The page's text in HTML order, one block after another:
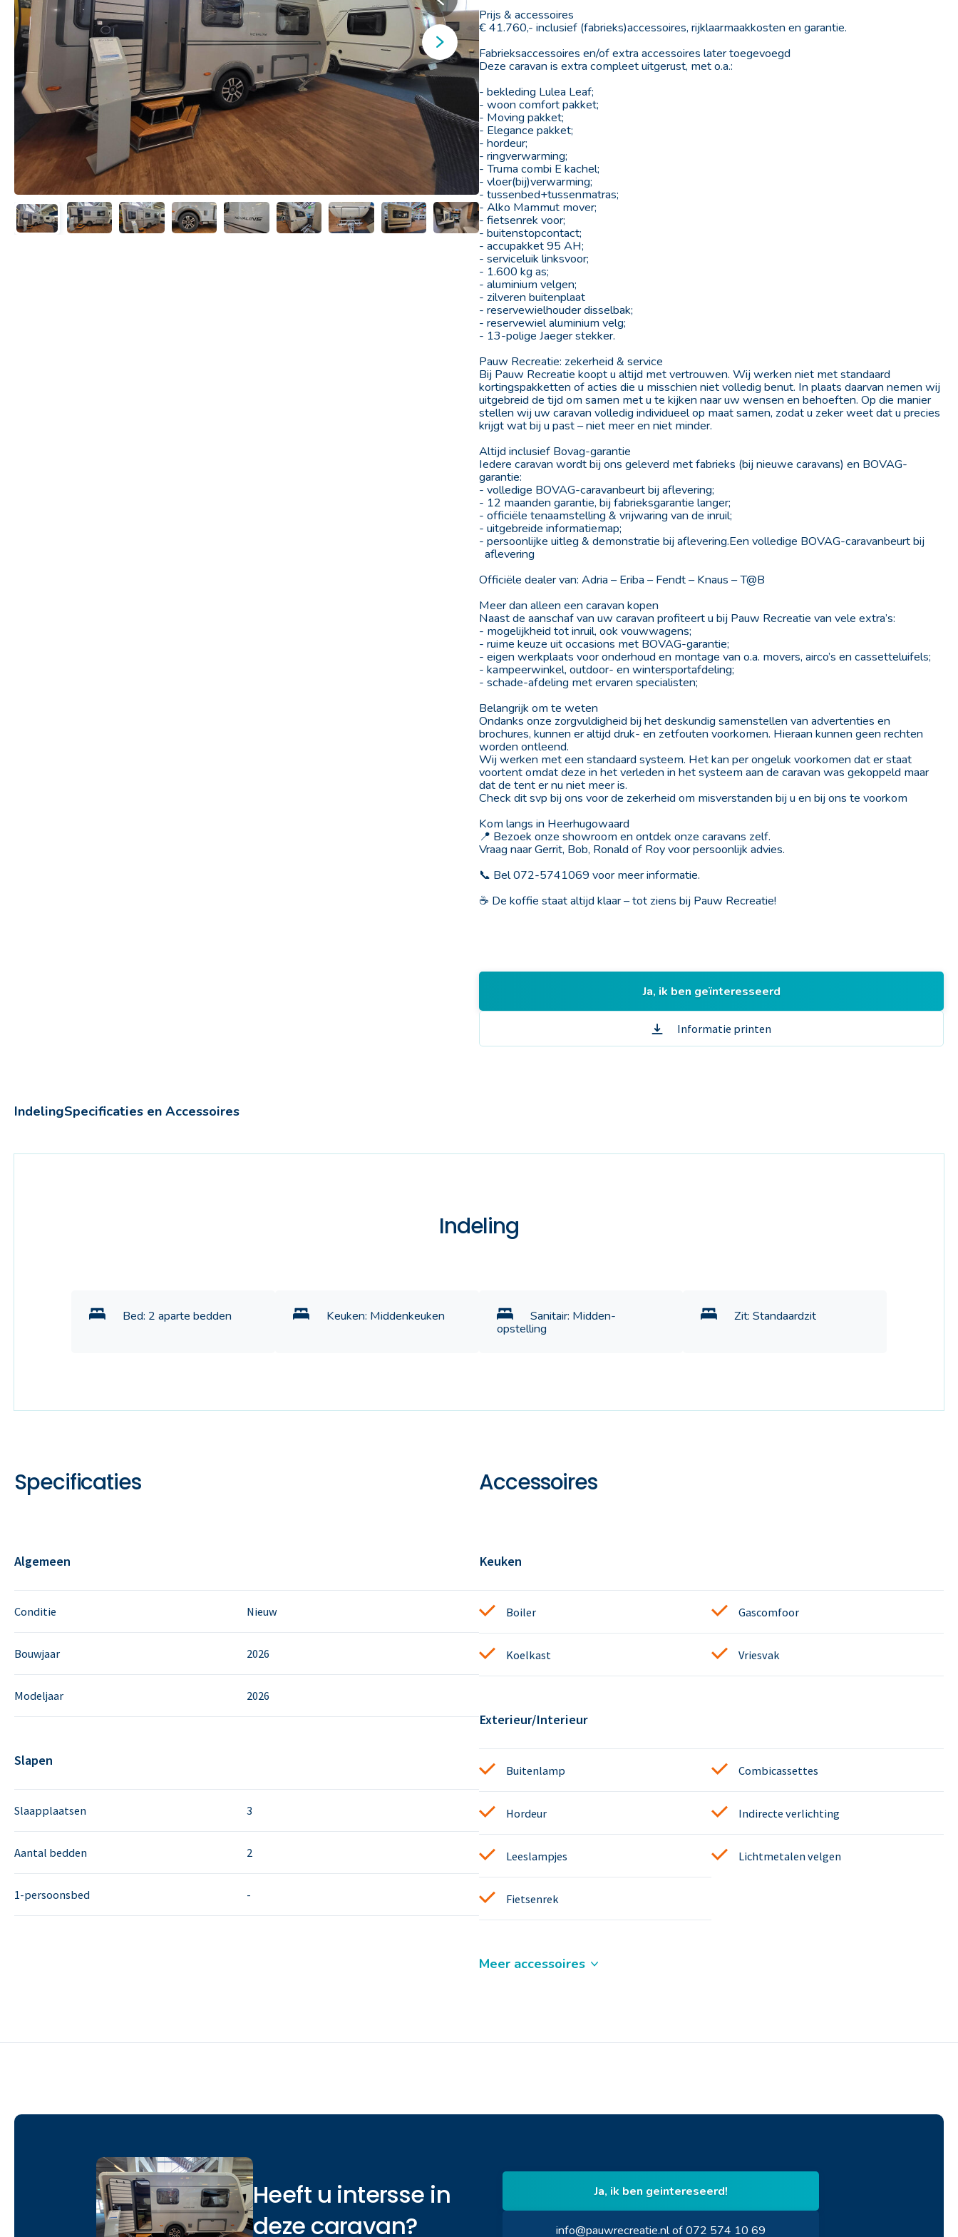
Wandelsport Lacros fietsen
Kampeer en Techniek gids
Prijs & accessoires
€ 41.760,- inclusief (fabrieks)accessoires, rijklaarmaakkosten en garantie.
Fabrieksaccessoires en/of extra accessoires later toegevoegd
Deze caravan is extra compleet uitgerust, met o.a.:
- bekleding Lulea Leaf;
- woon comfort pakket;
- Moving pakket;
- Elegance pakket;
- hordeur;
- ringverwarming;
- Truma combi E kachel;
- vloer(bij)verwarming;
- tussenbed+tussenmatras;
- Alko Mammut mover;
- fietsenrek voor;
- buitenstopcontact;
- accupakket 95 AH;
- serviceluik linksvoor;
- 1.600 kg as;
- aluminium velgen;
- zilveren buitenplaat
- reservewielhouder disselbak;
- reservewiel aluminium velg;
- 13-polige Jaeger stekker.
Pauw Recreatie: zekerheid & service
Bij Pauw Recreatie koopt u altijd met vertrouwen. Wij werken niet met standaard
kortingspakketten of acties die u misschien niet volledig benut. In plaats daarvan nemen wij
uitgebreid de tijd om samen met u te kijken naar uw wensen en behoeften. Op die manier
stellen wij uw caravan volledig individueel op maat samen, zodat u zeker weet dat u precies
krijgt wat bij u past – niet meer en niet minder.
Altijd inclusief Bovag-garantie
Iedere caravan wordt bij ons geleverd met fabrieks (bij nieuwe caravans) en BOVAG-
garantie:
- volledige BOVAG-caravanbeurt bij aflevering;
- 12 maanden garantie, bij fabrieksgarantie langer;
- officiële tenaamstelling & vrijwaring van de inruil;
- uitgebreide informatiemap;
- persoonlijke uitleg & demonstratie bij aflevering.Een volledige BOVAG-caravanbeurt bij
aflevering
Officiële dealer van: Adria – Eriba – Fendt – Knaus – T@B
Meer dan alleen een caravan kopen
Naast de aanschaf van uw caravan profiteert u bij Pauw Recreatie van vele extra’s:
- mogelijkheid tot inruil, ook vouwwagens;
- ruime keuze uit occasions met BOVAG-garantie;
- eigen werkplaats voor onderhoud en montage van o.a. movers, airco’s en cassetteluifels;
- kampeerwinkel, outdoor- en wintersportafdeling;
- schade-afdeling met ervaren specialisten;
Belangrijk om te weten
Ondanks onze zorgvuldigheid bij het deskundig samenstellen van advertenties en
brochures, kunnen er altijd druk- en zetfouten voorkomen. Hieraan kunnen geen rechten
worden ontleend.
Wij werken met een standaard systeem. Het kan per ongeluk voorkomen dat er staat
voortent omdat deze in het verleden in het systeem aan de caravan was gekoppeld maar
dat de tent er nu niet meer is.
Check dit svp bij ons voor de zekerheid om misverstanden bij u en bij ons te voorkom
Kom langs in Heerhugowaard
📍 Bezoek onze showroom en ontdek onze caravans zelf.
Vraag naar Gerrit, Bob, Ronald of Roy voor persoonlijk advies.
📞 Bel 072-5741069 voor meer informatie.
☕ De koffie staat altijd klaar – tot ziens bij Pauw Recreatie!
Ja, ik ben geïnteresseerd
Informatie printen
IndelingSpecificaties en Accessoires
Indeling
Bed: 2 aparte bedden Keuken: Middenkeuken Sanitair: Midden-
opstelling
Zit: Standaardzit
Specificaties
Algemeen
Conditie Nieuw
Bouwjaar 2026
Modeljaar 2026
Slapen
Slaapplaatsen 3
Aantal bedden 2
1-persoonsbed -
Accessoires
Keuken
Boiler Gascomfoor
Koelkast Vriesvak
Exterieur/Interieur
Buitenlamp Combicassettes
Hordeur Indirecte verlichting
Leeslampjes Lichtmetalen velgen
Fietsenrek
Meer accessoires
Heeft u intersse in
deze caravan?
Ja, ik ben geintereseerd!
info@pauwrecreatie.nl of 072 574 10 69